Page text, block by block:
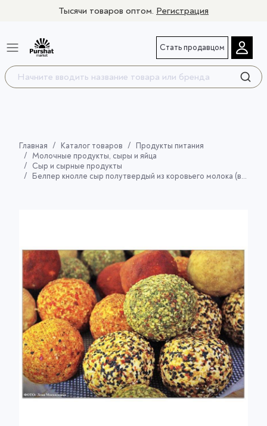
Тысячи товаров оптом. Регистрация
Стать продавцом
Главная Каталог товаров
Продукты питания
Молочные продукты, сыры и яйца
Сыр и сырные продукты
Белпер кнолле сыр полутвердый из коровьего молока (в авторских специях)